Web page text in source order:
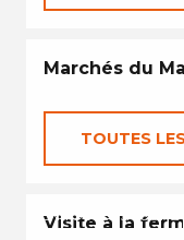
Marchés du
TOUTES
EN TOUTES SAISONS
Visite à la